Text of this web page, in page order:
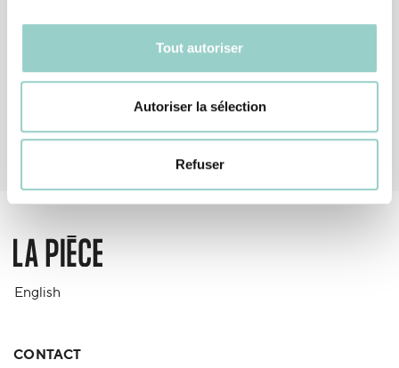
Tout autoriser
Autoriser la sélection
Refuser
English
CONTACT